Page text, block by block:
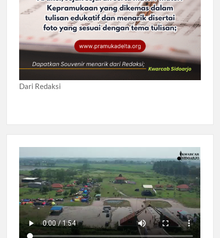
Dari Redaksi